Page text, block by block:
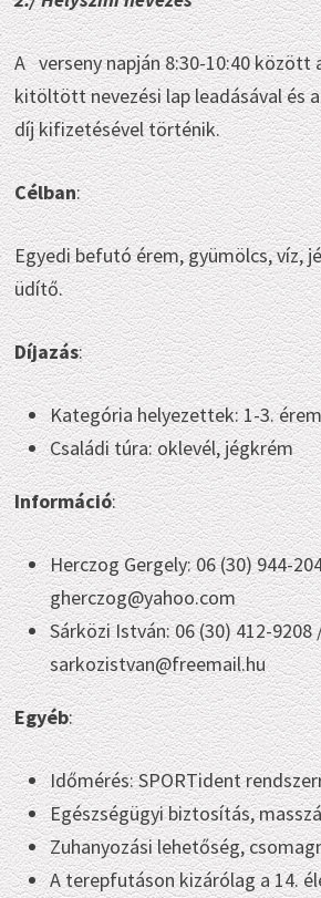
A verseny napján 8:30-10:40 között
kitöltött nevezési lap leadásával és
díj kifizetésével történik.
Célban:
Egyedi befutó érem, gyümölcs, víz,
üdítő.
Díjazás:
Kategória helyezettek: 1-3.
Családi túra: oklevél, jégkrém
Információ:
Herczog Gergely: 06 (30) 944-
gherczog@yahoo.com
Sárközi István: 06 (30) 412-9208
sarkozistvan@freemail.hu
Egyéb:
Időmérés: SPORTident
Egészségügyi biztosítás,
Zuhanyozási lehetőség,
A terepfutáson kizárólag a 14.